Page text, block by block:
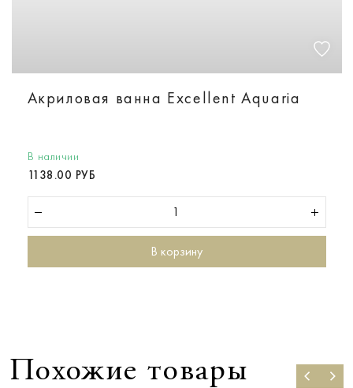
Акриловая ванна Excellent Aquaria
В наличии
1138.00 РУБ
В корзину
Похожие товары